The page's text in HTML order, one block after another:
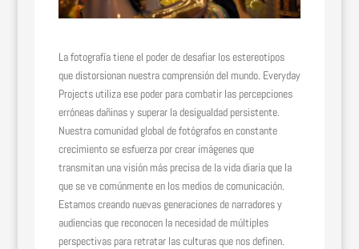
La fotografía tiene el poder de desafiar los estereotipos
que distorsionan nuestra comprensión del mundo. Everyday
Projects utiliza ese poder para combatir las percepciones
erróneas dañinas y superar la desigualdad persistente.
Nuestra comunidad global de fotógrafos en constante
crecimiento se esfuerza por crear imágenes que
transmitan una visión más precisa de la vida diaria que la
que se ve comúnmente en los medios de comunicación.
Estamos creando nuevas generaciones de narradores y
audiencias que reconocen la necesidad de múltiples
perspectivas para retratar las culturas que nos definen.